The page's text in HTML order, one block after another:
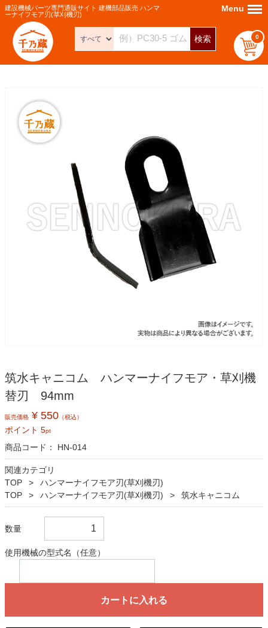
建設機械パーツ専門通販サイト 建機部品販売 ハンマ
ーナイフモア刃(草刈機刃)
検索 0
Menu Menu
筑水キャニコム ハンマーナイフモア・草刈機
替刃 94mm
販売価格 ¥ 550 （税込）
ポイント 5pt
商品コード： HN-014
関連カテゴリ
TOP
ハンマーナイフモア刃(草刈機刃)
TOP
ハンマーナイフモア刃(草刈機刃) 筑水キャニコム
数量
使用機械の型式名（任意）
カートに入れる